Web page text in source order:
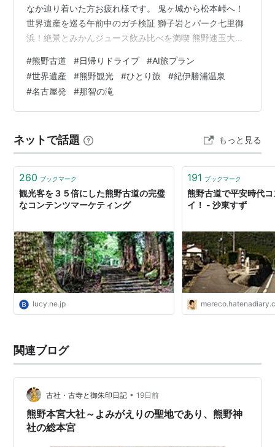
なか辿り着いた方お疲れ様です。 鬼ヶ城から松本峠へ！
世界遺産を巡る午前中のガチ検証 獅子岩とパーク七里御
浜！絶景とみかんジュース飲み比べを満喫 熊野速玉大社
ム 熊野古道・大門坂から那智の滝へ！汗と感動のハイキ
ング 紀伊勝浦の日帰り温泉でリフレッシュ！渋滞知らず
の快適な帰路 まとめ 鬼ヶ城から松本峠へ！世界遺産を巡
る午前中のガチ検証 昨年の台風による通行止めのリベン
23号線から紀勢道を南下して朝…
#熊野古道 #日帰りドライブ #AI旅プラン
#世界遺産 #熊野観光 #ひとり旅 #紀伊勝浦温泉
#名古屋発 #那智の滝
ネットで話題 もっと見る
260 ブックマーク
観光客を３５倍にした熊野古道の完璧
なコンテンツマーケティング
lucy.ne.jp
191 ブックマーク
熊野古道で平安時代
イ！ - 沙東すず
関連ブログ
古社・古寺と御朱印日記 • 19日前
熊野本宮大社～よみがえりの聖地であり、熊野神
社の総本宮